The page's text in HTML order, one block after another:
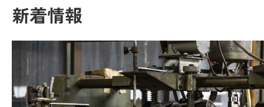
新着情報